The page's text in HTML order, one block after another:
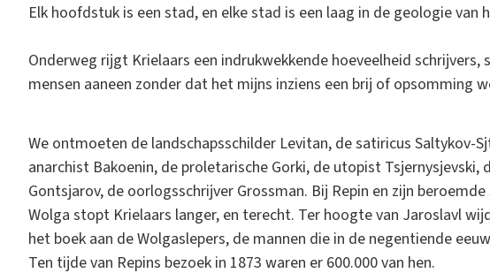
Elk hoofdstuk is een stad, en elke stad is een laag in de geologie van
Onderweg rijgt Krielaars een indrukwekkende hoeveelheid
mensen aaneen zonder dat het mijns inziens een brij of opsomming
We ontmoeten de landschapsschilder Levitan, de satiricus Saltykov-
anarchist Bakoenin, de proletarische Gorki, de utopist Tsjernysjevski,
Gontsjarov, de oorlogsschrijver Grossman. Bij Repin en zijn
Wolga stopt Krielaars langer, en terecht. Ter hoogte van Jaroslavl
het boek aan de Wolgaslepers, de mannen die in de negentiende
Ten tijde van Repins bezoek in 1873 waren er 600.000 van hen.